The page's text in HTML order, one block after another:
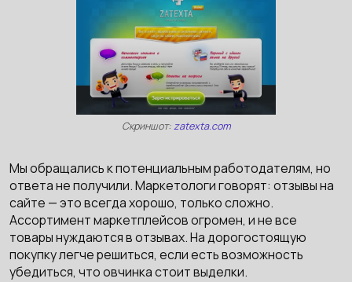
Скриншот:zatexta.com
Мы обращались к потенциальным работодателям, но
ответа не получили. Маркетологи говорят: отзывы на
сайте — это всегда хорошо, только сложно.
Ассортимент маркетплейсов огромен, и не все
товары нуждаются в отзывах. На дорогостоящую
покупку легче решиться, если есть возможность
убедиться, что овчинка стоит выделки.